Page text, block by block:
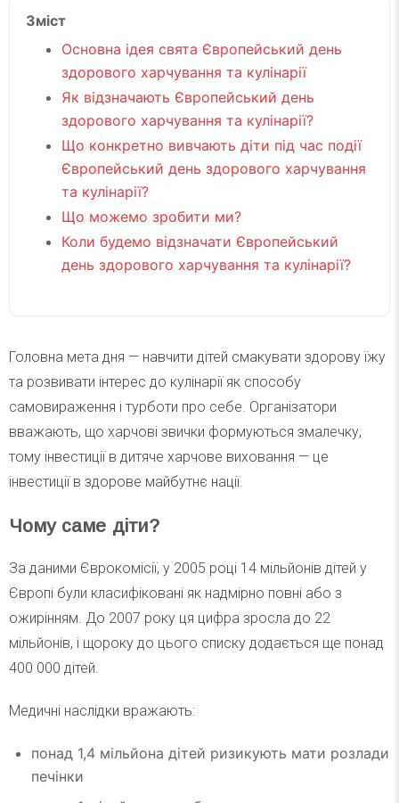
Зміст
Основна ідея свята Європейський день
здорового харчування та кулінарії
Як відзначають Європейський день
здорового харчування та кулінарії?
Що конкретно вивчають діти під час події
Європейський день здорового харчування
та кулінарії?
Що можемо зробити ми?
Коли будемо відзначати Європейський
день здорового харчування та кулінарії?
Головна мета дня — навчити дітей смакувати здорову їжу
та розвивати інтерес до кулінарії як способу
самовираження і турботи про себе. Організатори
вважають, що харчові звички формуються змалечку,
тому інвестиції в дитяче харчове виховання — це
інвестиції в здорове майбутнє нації.
Чому саме діти?
За даними Єврокомісії, у 2005 році 14 мільйонів дітей у
Європі були класифіковані як надмірно повні або з
ожирінням. До 2007 року ця цифра зросла до 22
мільйонів, і щороку до цього списку додається ще понад
400 000 дітей.
Медичні наслідки вражають:
понад 1,4 мільйона дітей ризикують мати розлади
печінки